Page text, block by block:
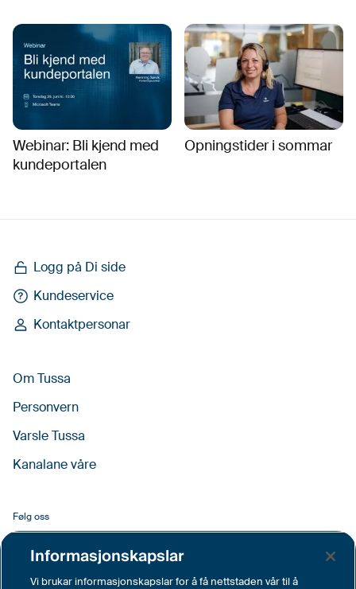
Webinar: Bli kjend med
kundeportalen
Opningstider i sommar
Logg på Di side
Kundeservice
Kontaktpersonar
Om Tussa
Personvern
Varsle Tussa
Kanalane våre
Følg oss
Facebook
LinkedIn
Informasjonskapslar
Vi brukar informasjonskapslar for å få nettstaden vår til å